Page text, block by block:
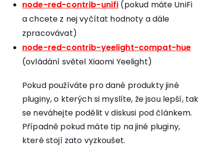
node-red-contrib-unifi (pokud máte UniFi
a chcete z nej vyčítat hodnoty a dále
zpracovávat)
node-red-contrib-yeelight-compat-hue
(ovládání světel Xiaomi Yeelight)
Pokud používáte pro dané produkty jiné
pluginy, o kterých si myslíte, že jsou lepší, tak
se neváhejte podělit v diskusi pod článkem.
Případně pokud máte tip na jiné pluginy,
které stojí zato vyzkoušet.